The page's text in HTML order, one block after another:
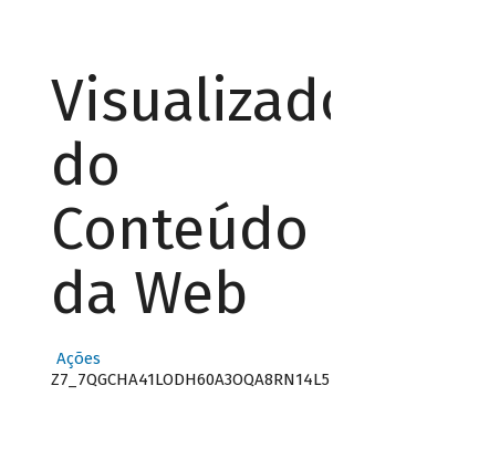
Visualizador
do
Conteúdo
da Web
Ações
Z7_7QGCHA41LODH60A3OQA8RN14L5